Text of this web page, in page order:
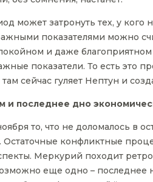
может затронуть тех, у
показателями можно
и даже
показатели. То есть это
сейчас гуляет Нептун и
и последнее дно
то, что не доломалось в
Остаточные конфликтные
Меркурий походит
еще одно – последнее